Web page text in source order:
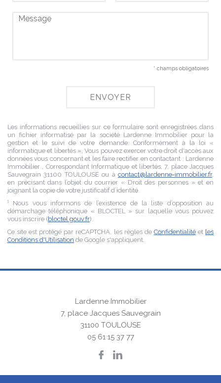
* champs obligatoires
Les informations recueillies sur ce formulaire sont enregistrées dans
un fichier informatisé par la société Lardenne Immobilier pour la
gestion et le suivi de votre demande. Conformément à la loi «
informatique et libertés », Vous pouvez exercer votre droit d'accès aux
données vous concernant et les faire rectifier en contactant : Lardenne
Immobilier , Correspondant Informatique et libertés,7, place Jacques
Sauvegrain 31100 TOULOUSE ou àcontact@lardenne-immobilier.fr,
en précisant dans l’objet du courrier « Droit des personnes » et en
joignant la copie de votre justificatif d’identité.
¹ Nous vous informons de l’existence de la liste d’opposition au
démarchage téléphonique « BLOCTEL » sur laquelle vous pouvez
vous inscrire (bloctel.gouv.fr).
Ce site est protégé par reCAPTCHA, les règles de Confidentialitéet les
Conditions d'Utilisation de Google s'appliquent.
Lardenne Immobilier
7, place Jacques Sauvegrain
31100 TOULOUSE
05 61 15 37 77